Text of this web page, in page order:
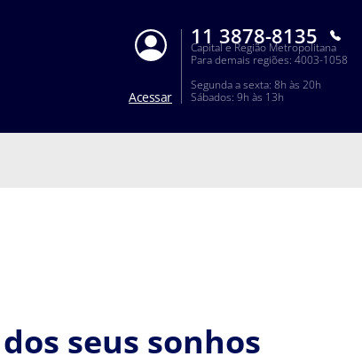
Acessar
11 3878-8135
Capital e Região Metropolitana
Para demais regiões: 4003-1058
Segunda a sexta: 8h às 20h
Sábados: 9h às 13h
seus sonhos